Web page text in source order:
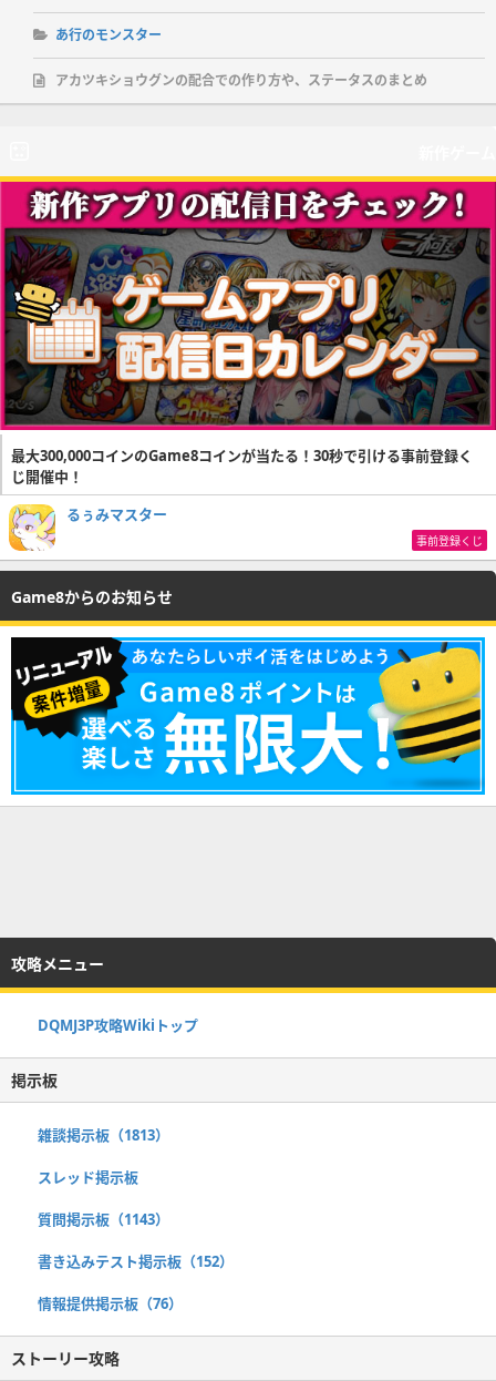
あ行のモンスター
アカツキショウグンの配合での作り方や、ステータスのまとめ
最大300,000コインのGame8コインが当たる！30秒で引ける事前登録く
じ開催中！
るぅみマスター
事前登録くじ
Game8からのお知らせ
攻略メニュー
DQMJ3P攻略Wikiトップ
掲示板
雑談掲示板（1813）
スレッド掲示板
質問掲示板（1143）
書き込みテスト掲示板（152）
情報提供掲示板（76）
ストーリー攻略